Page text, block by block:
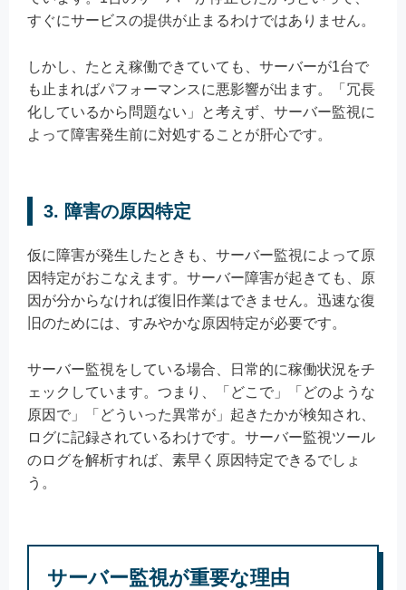
すぐにサービスの提供が止まるわけではありません。
しかし、たとえ稼働できていても、サーバーが1台で
も止まればパフォーマンスに悪影響が出ます。「冗長
化しているから問題ない」と考えず、サーバー監視に
よって障害発生前に対処することが肝心です。
3. 障害の原因特定
仮に障害が発生したときも、サーバー監視によって原
因特定がおこなえます。サーバー障害が起きても、原
因が分からなければ復旧作業はできません。迅速な復
旧のためには、すみやかな原因特定が必要です。
サーバー監視をしている場合、日常的に稼働状況をチ
ェックしています。つまり、「どこで」「どのような
原因で」「どういった異常が」起きたかが検知され、
ログに記録されているわけです。サーバー監視ツール
のログを解析すれば、素早く原因特定できるでしょ
う。
サーバー監視が重要な理由